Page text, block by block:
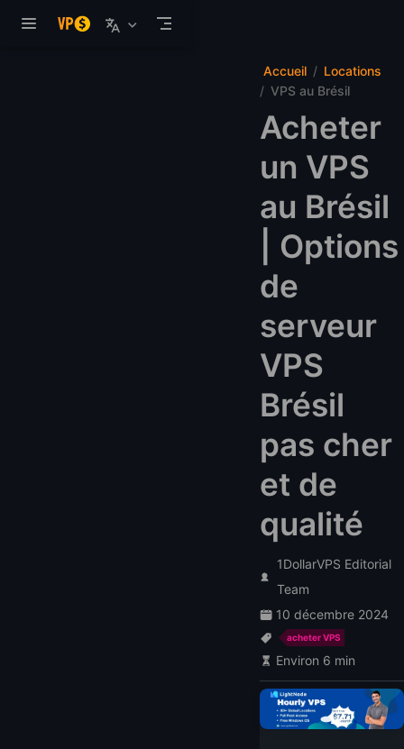
Accueil
Locations
VPS au Brésil
Acheter
un VPS
au Brésil
| Options
de
serveur
VPS
Brésil
pas cher
et de
qualité
1DollarVPS Editorial
Team
10 décembre 2024
acheter VPS
Environ 6 min
Meilleurs fournisseurs de VPS au Brésil